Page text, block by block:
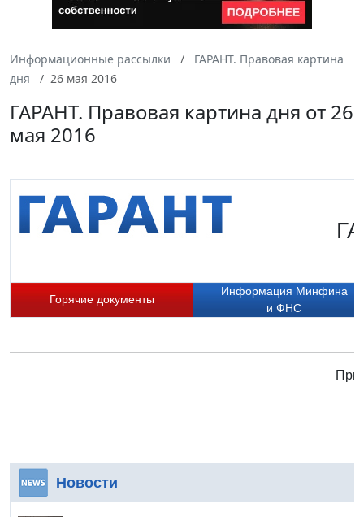
Информационные рассылки
ГАРАНТ. Правовая картина
дня
26 мая 2016
ГАРАНТ. Правовая картина дня от 26
мая 2016
Горячие документы
Информация Минфина
и ФНС
Новости